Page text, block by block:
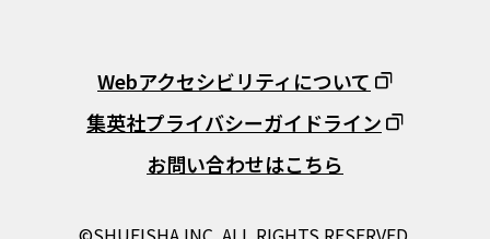
Webアクセシビリティについて
集英社プライバシーガイドライン
お問い合わせはこちら